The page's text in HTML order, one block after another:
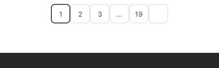
1 2 3 … 19